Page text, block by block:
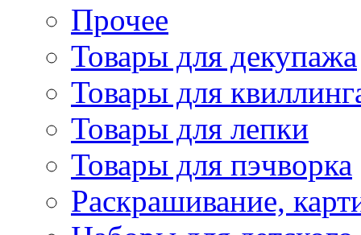
Прочее
Товары для декупажа
Товары для
Товары для лепки
Товары для пэчворка
Раскрашивание,